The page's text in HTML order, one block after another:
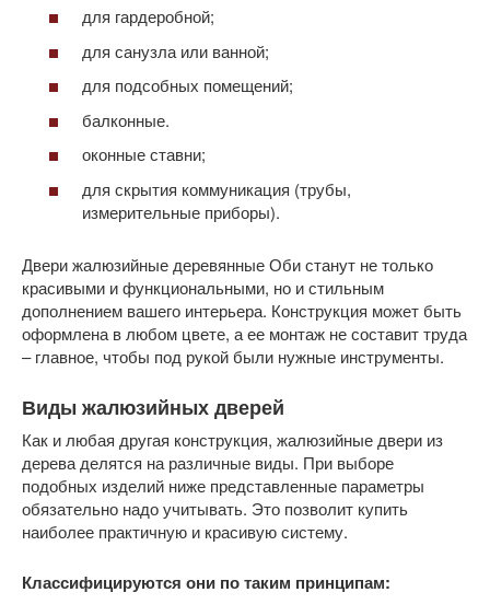
для гардеробной;
для санузла или ванной;
для подсобных помещений;
балконные.
оконные ставни;
для скрытия коммуникация (трубы,
измерительные приборы).
Двери жалюзийные деревянные Оби станут не только
красивыми и функциональными, но и стильным
дополнением вашего интерьера. Конструкция может быть
оформлена в любом цвете, а ее монтаж не составит труда
– главное, чтобы под рукой были нужные инструменты.
Виды жалюзийных дверей
Как и любая другая конструкция, жалюзийные двери из
дерева делятся на различные виды. При выборе
подобных изделий ниже представленные параметры
обязательно надо учитывать. Это позволит купить
наиболее практичную и красивую систему.
Классифицируются они по таким принципам: